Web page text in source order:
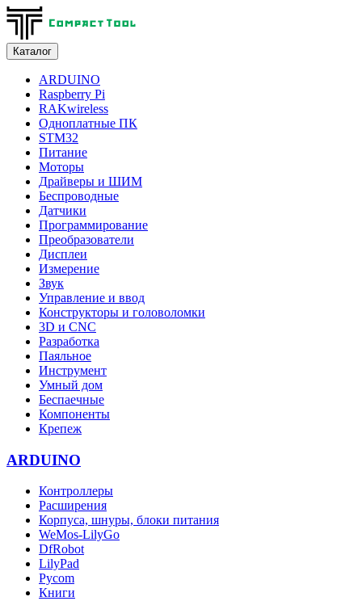
Каталог
ARDUINO
Raspberry Pi
RAKwireless
Одноплатные ПК
STM32
Питание
Моторы
Драйверы и ШИМ
Беспроводные
Датчики
Программирование
Преобразователи
Дисплеи
Измерение
Звук
Управление и ввод
Конструкторы и головоломки
3D и CNC
Разработка
Паяльное
Инструмент
Умный дом
Беспаечные
Компоненты
Крепеж
ARDUINO
Контроллеры
Расширения
Корпуса, шнуры, блоки питания
WeMos-LilyGo
DfRobot
LilyPad
Pycom
Книги